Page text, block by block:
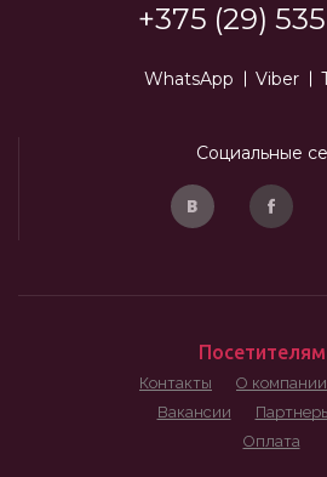
+375 (29)
WhatsApp Viber
Социальные
Посетителям
Контакты О компании
Вакансии
Оплата